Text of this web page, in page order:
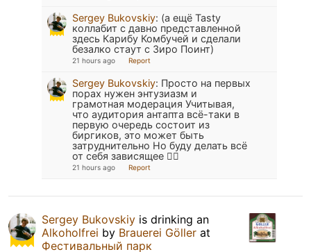
Sergey Bukovskiy: (а ещё Tasty
коллабит с давно представленной
здесь Карибу Комбучей и сделали
безалко стаут с Зиро Поинт)
21 hours ago Report
Sergey Bukovskiy: Просто на первых
порах нужен энтузиазм и
грамотная модерация Учитывая,
что аудитория антапта всё-таки в
первую очередь состоит из
биргиков, это может быть
затруднительно Но буду делать всё
от себя зависящее ✊🏼
21 hours ago Report
Sergey Bukovskiy is drinking an
Alkoholfrei by Brauerei Göller at
Фестивальный парк